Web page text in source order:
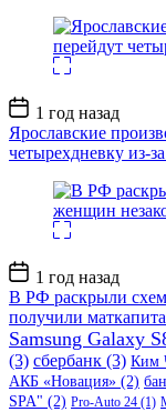
Дата
записи
1 год назад
Ярославские
четырехдневку из-
Дата
записи
1 год назад
В РФ раскрыли
получили
Samsung Galaxy
(3) сбербанк (3) Ким
АКБ «Новация» (2)
SPA" (2) Pro-Auto 24 (1)